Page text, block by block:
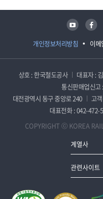
개인정보처리방침 이
유튜브 페이스북
상호 : 한국철도공사 대표자 :
통신판매업신고
대전광역시 동구 중앙로 240
고
대표전화 : 042-472-
COPYRIGHT ⓒ KOREA
계열사
관련사이트